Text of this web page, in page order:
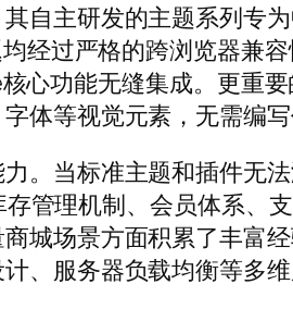
自主研发的主题系列专
经过严格的跨浏览器兼
心功能无缝集成。更重
体等视觉元素，无需编
。当标准主题和插件无
管理机制、会员体系、
城场景方面积累了丰富
、服务器负载均衡等多维